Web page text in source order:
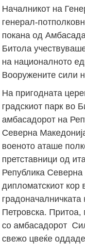
Началникот на
генерал-
покана од
Битола
на националното
Вооружените сили
На пригодната
градскиот парк во
амбасадорот на
Северна
военото аташе
претставници од
Република
дипломатскиот кор
Петровска. Притоа,
со амбасадорот
свежо цвеќе